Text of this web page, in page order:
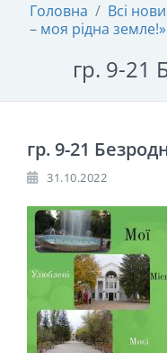
Головна / Всі
– моя рідна земле!»
гр. 9-21
гр. 9-21
31.10.2022